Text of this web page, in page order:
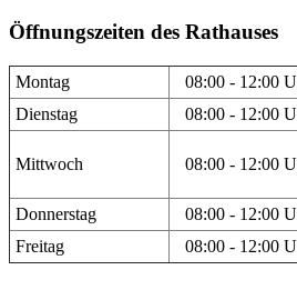
Öffnungszeiten des Rathauses
Montag 08:00 - 12:00
Dienstag
08:00 - 12:00
Mittwoch 08:00 - 12:00
Donnerstag 08:00 - 12:00
Freitag
08:00 - 12:00